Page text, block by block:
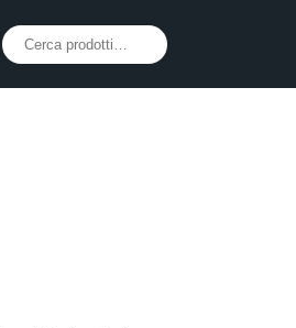
Cerca: